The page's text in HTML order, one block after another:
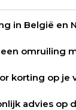
in België en
omruiling
korting op je
advies op